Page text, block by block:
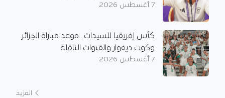
7 أغسطس 2026
كأس إفريقيا للسيدات.. موعد مباراة الجزائر
وكوت ديفوار والقنوات الناقلة
7 أغسطس 2026
المزيد